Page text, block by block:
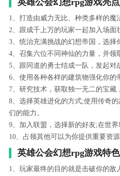
1、打造由威力无比、种类多样的魔
2、跟成千上万的玩家一起加入场面
3、统治充满挑战的幻想帝国，选择
4、召集六位不同神仙的力量，并领
5、跟同道的勇士结成一队，发起对
6、使用各种各样的建筑物强化你的
7、研究技术，获取独一无二的宝藏
8、选择英雄进化的方式;使用传奇
们的能力。
9、加入联盟，选择新的好友;在世界
10、占领其他可以为你提供重要资源
英雄公会幻想rpg游戏特色
1、玩家最终的目的就是击破你的